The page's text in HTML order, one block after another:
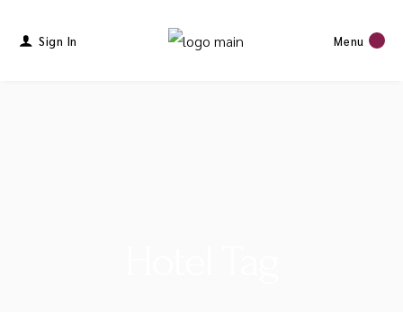
Sign In Menu